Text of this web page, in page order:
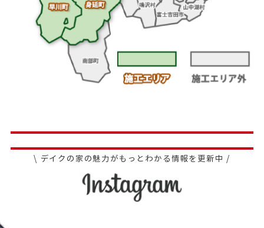
\ デイクの家の魅力がもっとわかる情報を更新中 /